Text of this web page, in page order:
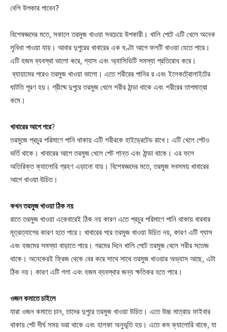
বেশি উপকার পাবেন?
বিশেষজ্ঞদের মতে, সকালে তরমুজ খাওয়া সবচেয়ে উপকারী। খালি পেটে এটি খেলে অনেক
সুবিধা পাওয়া যায়। আবার দুপুরের খাবারের এক ঘণ্টা আগে ফলটি খাওয়া যেতে পারে।
এটি হজম ব্যবস্থা ভালো করে, গ্যাস এবং অ্যাসিডিটি সমস্যা প্রতিরোধ করে।
ব্যায়ামের পরেও তরমুজ খাওয়া ভালো। এতে শরীরের পানির র এবং ইলেকট্রোলাইটের
ঘাটতি পূরণ হয়। গ্রীষ্মে দুপুরে তরমুজ খেলে শরীর ঠান্ডা থাকে এবং শরীরের তাপমাত্রা
কমে।
খাবারের আগে পরে?
তরমুজে প্রচুর পরিমাণে পানি থাকায় এটি শরীরকে হাইড্রেটেড রাখে। এটি খেলে পেটও
ভর্তি থাকে। খাবারের আগে তরমুজ খেলে পেট শান্ত এবং ঠান্ডা থাকে। এর ফলে
অতিরিক্ত ক্যালোরি গ্রহণ এড়ানো যায়। বিশেষজ্ঞদের মতে, তরমুজ সবসময় খাবারের
আগে খাওয়া উচিত।
কখন তরমুজ খাওয়া ঠিক নয়
রাতে তরমুজ খাওয়া একেবারেই ঠিক নয় কারণ এতে প্রচুর পরিমাণে পানি থাকায় বারবার
মূত্রত্যাগের কারণ হতে পারে। খাবারের পরে তরমুজ খাওয়া উচিত নয়, কারণ এটি গ্যাস
এবং হজমের সমস্যা বাড়াতে পারে। গরমের দিনে খালি পেটে তরমুজ খেলে শরীর সতেজ
থাকে। অনেকেরই ফ্রিজ থেকে বের করে সাথে সাথে তরমুজ খাওয়ার অভ্যাস আছে, এটা
ঠিক নয়। কারণ এটি গলা এবং হজম ব্যবস্থার জন্য ক্ষতিকর হতে পারে।
ওজন কমাতে চাইলে
যারা ওজন কমাতে চান, তাদের দুপুরে তরমুজ খাওয়া উচিত। এতে উচ্চ মাত্রায় ফাইবার
থাকায় পেট দীর্ঘ সময় ভরা থাকে এবং হালকা অনুভূতি হয়। এতে কম ক্যালোরি থাকে, যা